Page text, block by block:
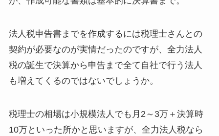
法人税申告書までを作成するには税理士さんとの
契約が必要なのが実情だったのですが、全力法人
税の誕生で決算から申告まで全て自社で行う法人
も増えてくるのではないでしょうか。
税理士の相場は小規模法人でも月2～3万＋決算時
10万といった所かと思いますが、全力法人税なら